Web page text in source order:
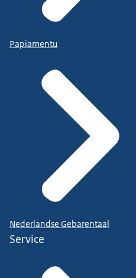
Papiamentu
Nederlandse Gebarentaal
Service